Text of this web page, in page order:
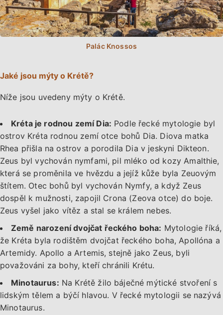
Jaké jsou mýty o Krétě?
Níže jsou uvedeny mýty o Krétě.
Kréta je rodnou zemí Dia: Podle řecké mytologie byl
ostrov Kréta rodnou zemí otce bohů Dia. Diova matka
Rhea přišla na ostrov a porodila Dia v jeskyni Dikteon.
Zeus byl vychován nymfami, pil mléko od kozy Amalthie,
která se proměnila ve hvězdu a jejíž kůže byla Zeuovým
štítem. Otec bohů byl vychován Nymfy, a když Zeus
dospěl k mužnosti, zapojil Crona (Zeova otce) do boje.
Zeus vyšel jako vítěz a stal se králem nebes.
Země narození dvojčat řeckého boha: Mytologie říká,
že Kréta byla rodištěm dvojčat řeckého boha, Apollóna a
Artemidy. Apollo a Artemis, stejně jako Zeus, byli
považováni za bohy, kteří chránili Krétu.
Minotaurus: Na Krétě žilo báječné mýtické stvoření s
lidským tělem a býčí hlavou. V řecké mytologii se nazývá
Minotaurus.